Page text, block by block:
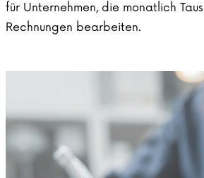
für Unternehmen, die monatlich
Rechnungen bearbeiten.